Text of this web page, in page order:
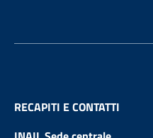
RECAPITI E CONTATTI